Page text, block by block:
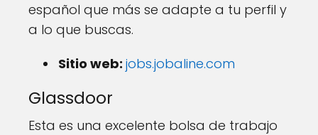
español que más se adapte a tu perfil y
a lo que buscas.
Sitio web: jobs.jobaline.com
Glassdoor
Esta es una excelente bolsa de trabajo